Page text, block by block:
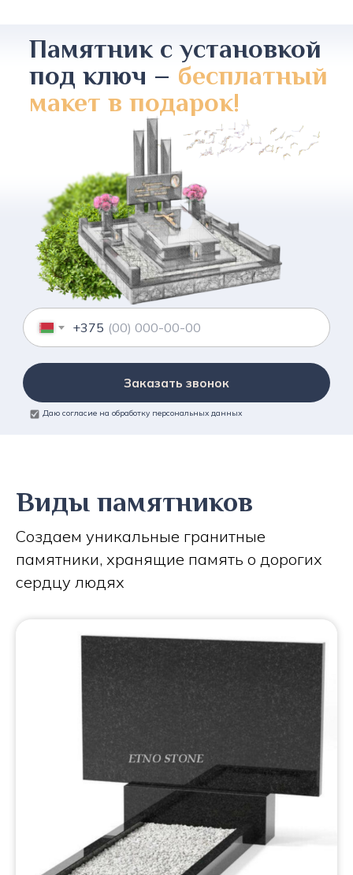
Памятник с установкой
под ключ – бесплатный
макет в подарок!
+375
Заказать звонок
Даю согласие на обработку персональных данных
Виды памятников
Создаем уникальные гранитные
памятники, хранящие память о дорогих
сердцу людях